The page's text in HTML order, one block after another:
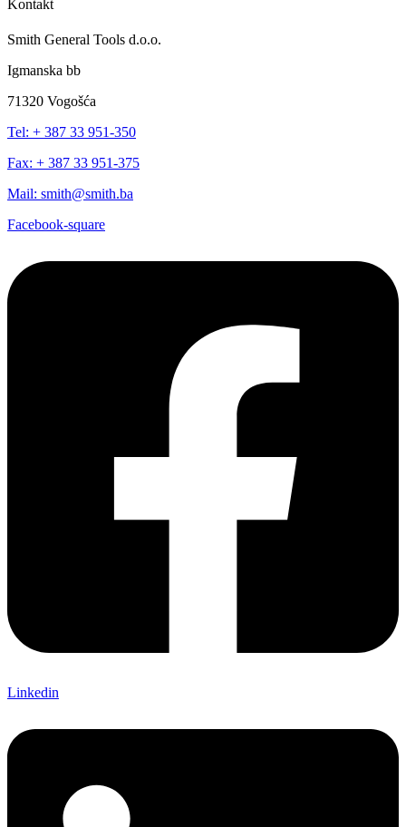
Kontakt
Smith General Tools d.o.o.
Igmanska bb
71320 Vogošća
Tel: + 387 33 951-350
Fax: + 387 33 951-375
Mail: smith@smith.ba
Facebook-square
Linkedin